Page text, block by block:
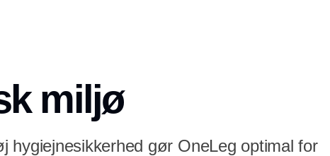
miljø
hygiejnesikkerhed gør OneLeg optimal for